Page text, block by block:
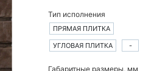
Тип исполнения
ПРЯМАЯ ПЛИТКА
УГЛОВАЯ ПЛИТКА
-
Габаритные размеры, мм